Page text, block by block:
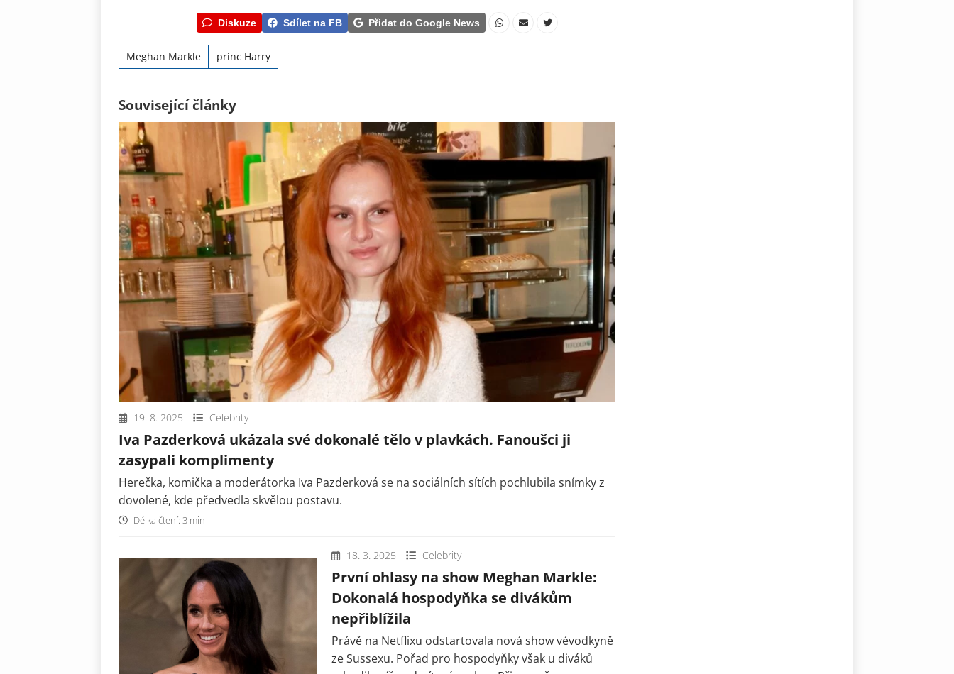
Diskuze Sdílet na FB Přidat do Google News
Meghan Markle princ Harry
Související články
19. 8. 2025 Celebrity
Iva Pazderková ukázala své dokonalé tělo v plavkách. Fanoušci ji
zasypali komplimenty
Herečka, komička a moderátorka Iva Pazderková se na sociálních sítích pochlubila snímky z
dovolené, kde předvedla skvělou postavu.
Délka čtení: 3 min
18. 3. 2025 Celebrity
První ohlasy na show Meghan Markle:
Dokonalá hospodyňka se divákům
nepřiblížila
Právě na Netflixu odstartovala nová show vévodkyně
ze Sussexu. Pořad pro hospodyňky však u diváků